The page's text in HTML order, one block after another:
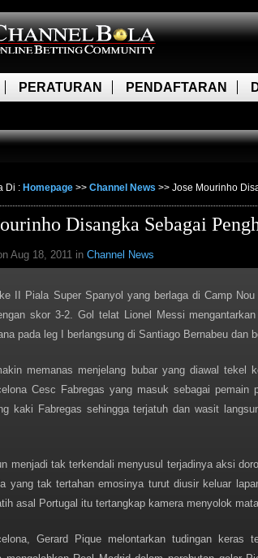
PERATURAN PENDAFTARAN
Di : Homepage >> Channel News >> Jose Mourinho
Disangka Sebagai
Aug 18, 2011 in Channel News
II Piala Super Spanyol yang berlaga di Camp
skor 3-2. Gol telat Lionel Messi
pada leg I berlangsung di Santiago Bernabeu dan
memanas menjelang bubar yang diawal tekel
Cesc Fabregas yang masuk sebagai
kaki Fabregas sehingga terjatuh dan wasit
menjadi tak terkendali menyusul terjadinya aksi
yang tak tertahan emosinya turut diusir keluar
asal Portugal itu tertangkap kamera menyolok
Gerard Pique melontarkan tudingan keras